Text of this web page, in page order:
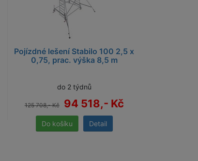
Pojízdné lešení Stabilo 100 2,5 x
0,75, prac. výška 8,5 m
do 2 týdnů
125 708,- Kč 94 518,- Kč
Detail